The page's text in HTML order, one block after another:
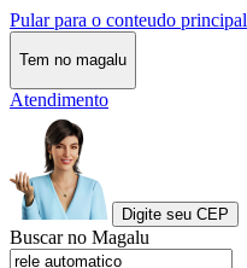
Pular para o conteudo principal
Tem no magalu
Atendimento
Digite seu CEP
Buscar no Magalu